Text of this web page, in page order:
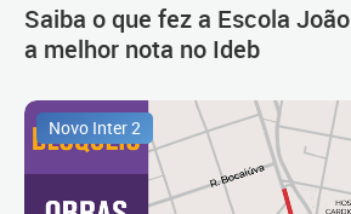
Saiba o que fez a Escola
a melhor nota no Ideb
Novo Inter 2